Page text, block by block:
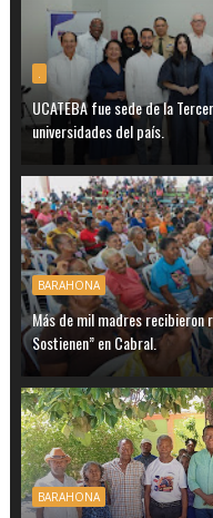
.
UCATEBA fue sede de la
universidades del país.
BARAHONA
Más de mil madres recibieron
Sostienen” en Cabral.
BARAHONA